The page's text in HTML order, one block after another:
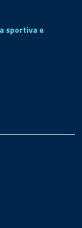
sportiva e